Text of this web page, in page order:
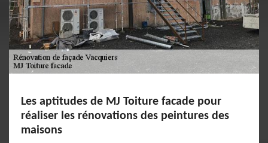
Les aptitudes de MJ Toiture facade pour
réaliser les rénovations des peintures des
maisons